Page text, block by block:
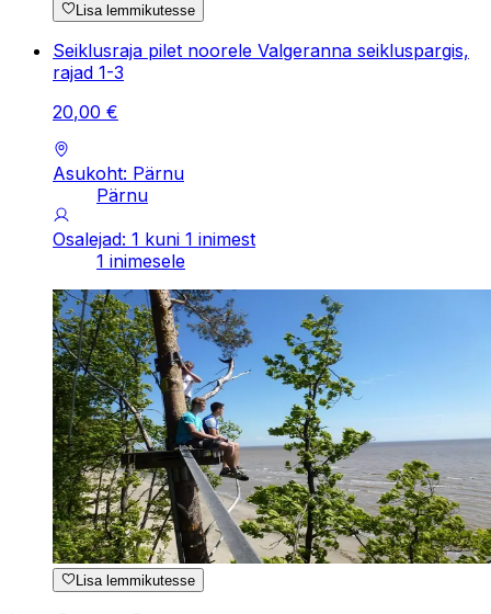
Lisa lemmikutesse
Seiklusraja pilet noorele Valgeranna seikluspargis,
rajad 1-3
20,00 €
Asukoht: Pärnu
Pärnu
Osalejad: 1 kuni 1 inimest
1 inimesele
Lisa lemmikutesse